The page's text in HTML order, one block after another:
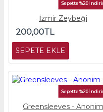
Sepette %20
İzmir Zeybeği
200,00TL
SEPETE EKLE
Sepette %20
Greensleeves - Anonim